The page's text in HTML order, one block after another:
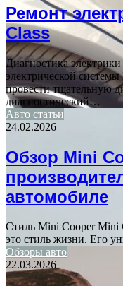
Ремонт
Class
Диагностика
электрической
провести тщательную
диагностический…
Авто статьи
24.02.2026
Обзор Mini
автомобиле
Стиль Mini Cooper Mini
это стиль жизни. Его
Обзоры авто
22.03.2026